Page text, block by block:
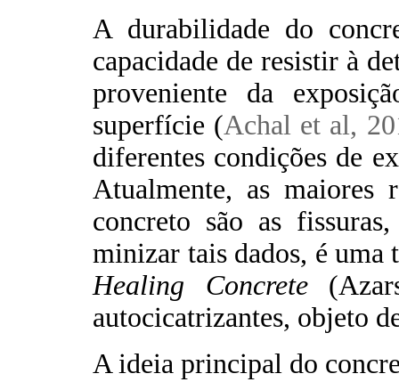
A durabilidade do
capacidade de resistir à
proveniente da
superfície (Achal et al,
diferentes condições de
Atualmente, as maiores
concreto são as
minizar tais dados, é
Healing Concrete
autocicatrizantes, objeto
A ideia principal do